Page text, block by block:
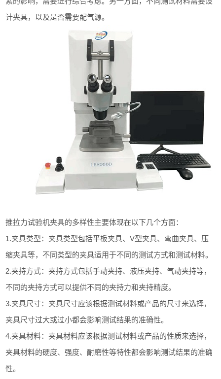
计夹具，以及是否需要配气源。
推拉力试验机夹具的多样性主要体现在以下几个方面：
1.夹具类型：夹具类型包括平板夹具、V型夹具、弯曲夹具、压
缩夹具等，不同类型的夹具适用于不同的测试方式和测试材料。
2.夹持方式：夹持方式包括手动夹持、液压夹持、气动夹持等，
不同的夹持方式可以提供不同的夹持力和夹持精度。
3.夹具尺寸：夹具尺寸应该根据测试材料或产品的尺寸来选择，
夹具尺寸过大或过小都会影响测试结果的准确性。
4.夹具材料：夹具材料应该根据测试材料或产品的性质来选择，
夹具材料的硬度、强度、耐磨性等特性都会影响测试结果的准确
性。